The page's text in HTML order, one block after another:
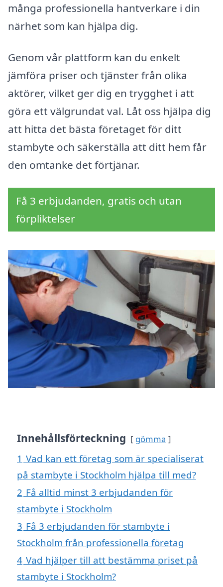
många professionella hantverkare i din
närhet som kan hjälpa dig.
Genom vår plattform kan du enkelt
jämföra priser och tjänster från olika
aktörer, vilket ger dig en trygghet i att
göra ett välgrundat val. Låt oss hjälpa dig
att hitta det bästa företaget för ditt
stambyte och säkerställa att ditt hem får
den omtanke det förtjänar.
Få 3 erbjudanden, gratis och utan
förpliktelser
Innehållsförteckning gömma
1 Vad kan ett företag som är specialiserat
på stambyte i Stockholm hjälpa till med?
2 Få alltid minst 3 erbjudanden för
stambyte i Stockholm
3 Få 3 erbjudanden för stambyte i
Stockholm från professionella företag
4 Vad hjälper till att bestämma priset på
stambyte i Stockholm?